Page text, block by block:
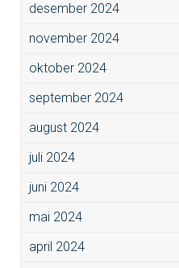
desember 2024
november 2024
oktober 2024
september 2024
august 2024
juli 2024
juni 2024
mai 2024
april 2024